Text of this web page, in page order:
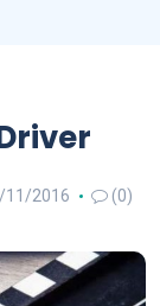
11/2016 (0)